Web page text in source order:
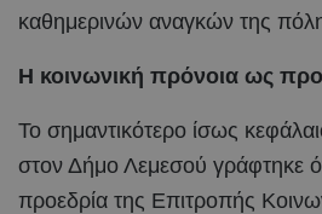
καθημερινών αναγκών της
Η κοινωνική πρόνοια ως
Το σημαντικότερο ίσως
στον Δήμο Λεμεσού γράφτηκε
προεδρία της Επιτροπής